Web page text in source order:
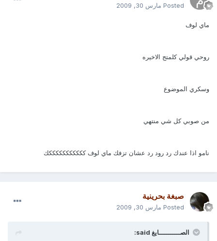
Posted مارس 30, 2009
ماي لوف
روحي قولي كلمتج الاخيره
وسكري الموضوع
من صوبي كل شي منتهي
نامو اذا عندك رد رود رد عشان تزفك ماي لوف كككككككككككك
صبغة بحرينية
Posted مارس 30, 2009
الصـــــــــــايغ said: